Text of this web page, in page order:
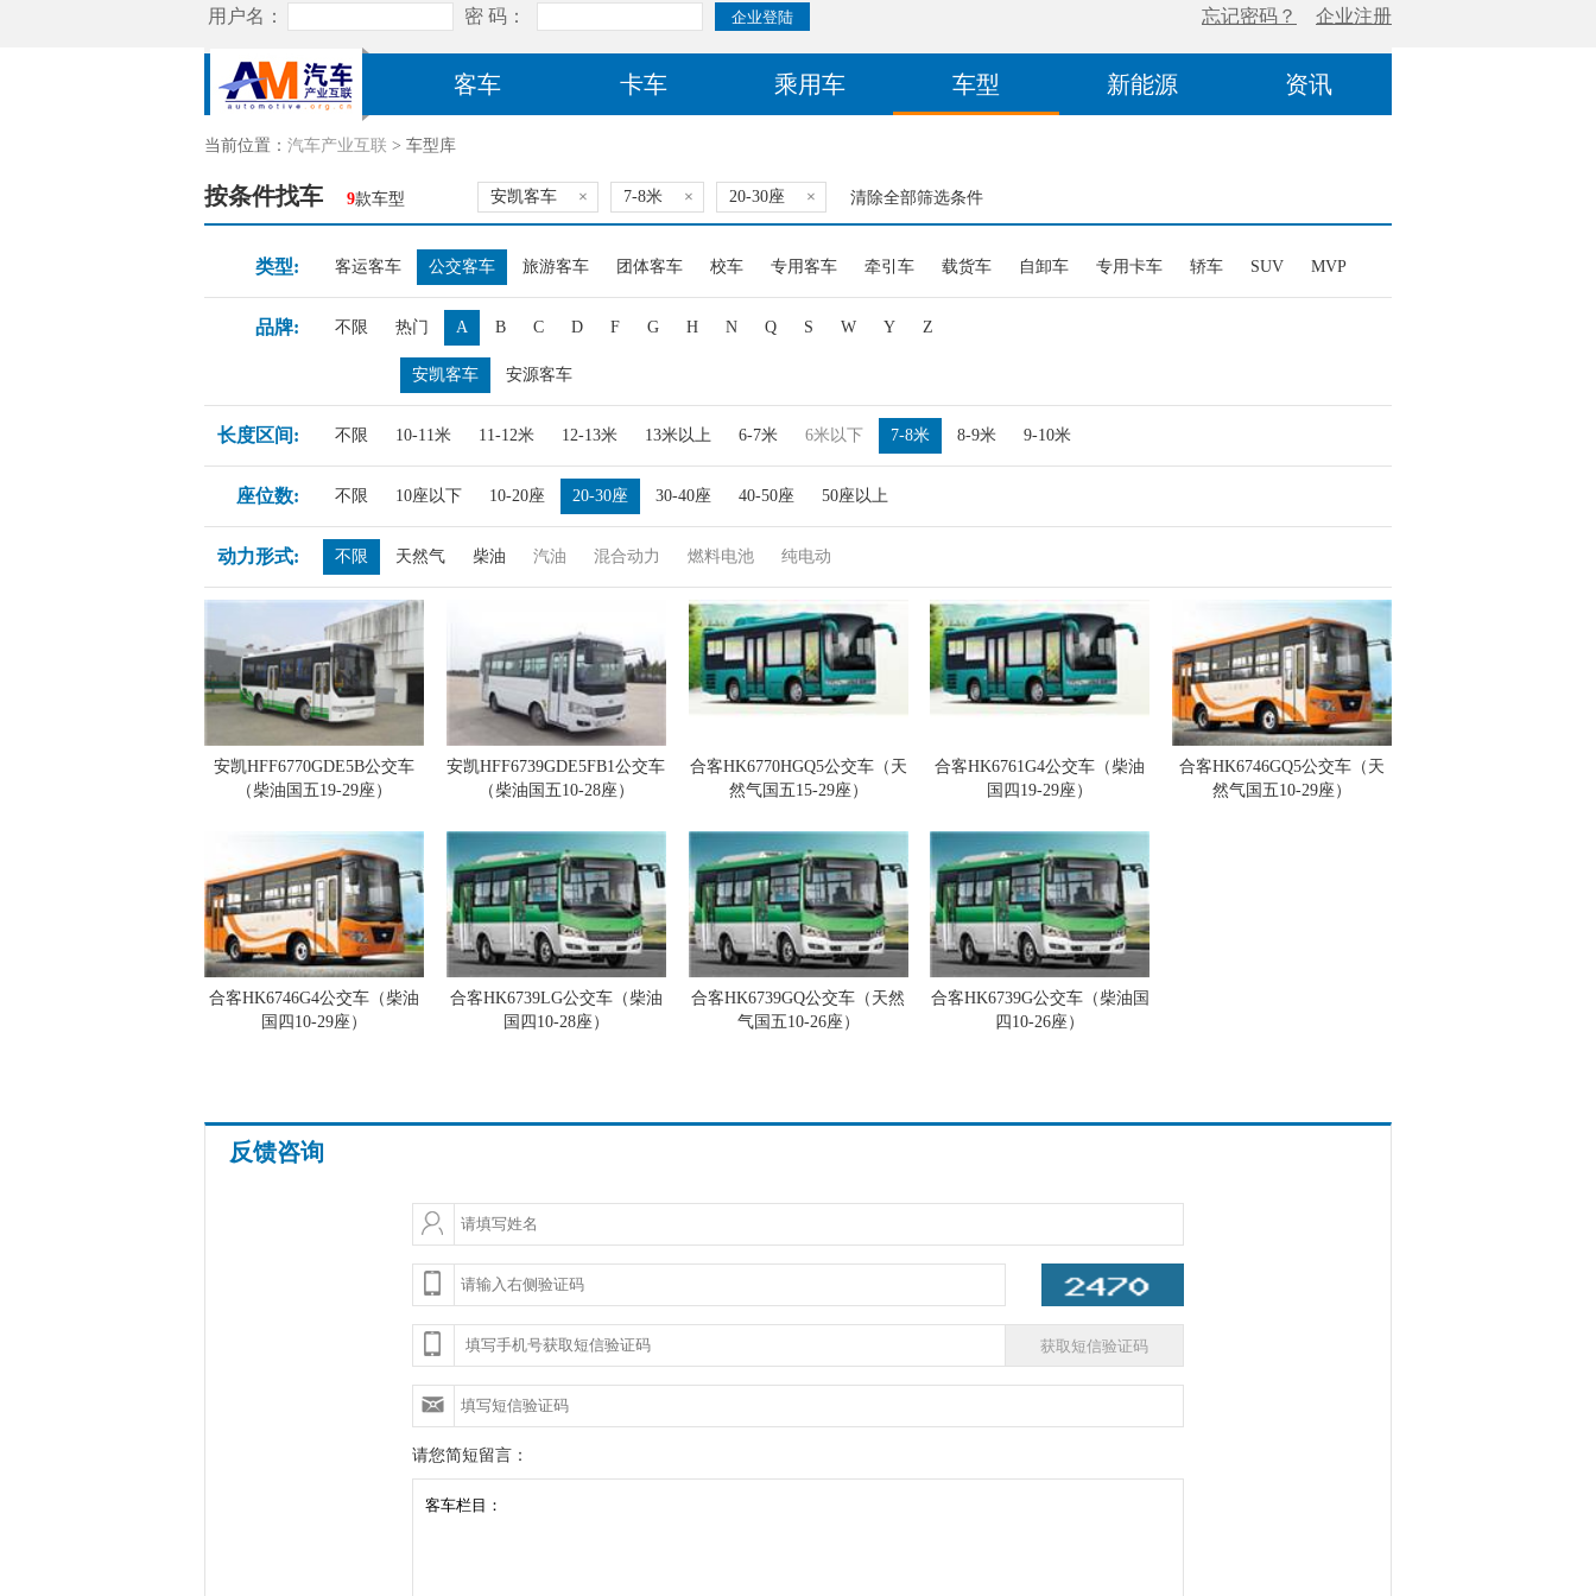
客车 卡车 乘用车 车型 新能源 资讯
当前位置： 汽车产业互联 > 车型库
按条件找车 9款车型 安凯客车 × 7-8米 × 20-30座 × 清除全部筛选条件
类型: 客运客车 公交客车 旅游客车 团体客车 校车 专用客车 牵引车 载货车 自卸车 专用卡车 轿车 SUV MVP
品牌: 不限 热门 A B C D F G H N Q S W Y Z
安凯客车 安源客车
长度区间: 不限 10-11米 11-12米 12-13米 13米以上 6-7米 6米以下 7-8米 8-9米 9-10米
座位数: 不限 10座以下 10-20座 20-30座 30-40座 40-50座 50座以上
动力形式: 不限 天然气 柴油 汽油 混合动力 燃料电池 纯电动
安凯HFF6770GDE5B公交车
（柴油国五19-29座）
安凯HFF6739GDE5FB1公交车
（柴油国五10-28座）
合客HK6770HGQ5公交车（天
然气国五15-29座）
合客HK6761G4公交车（柴油
国四19-29座）
合客HK6746GQ5公交车（天
然气国五10-29座）
合客HK6746G4公交车（柴油
国四10-29座）
合客HK6739LG公交车（柴油
国四10-28座）
合客HK6739GQ公交车（天然
气国五10-26座）
合客HK6739G公交车（柴油国
四10-26座）
反馈咨询
请您简短留言：